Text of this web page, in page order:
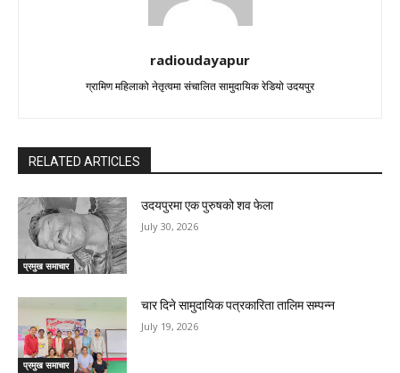
radioudayapur
ग्रामिण महिलाको नेतृत्वमा संचालित सामुदायिक रेडियो उदयपुर
RELATED ARTICLES
प्रमुख समाचार
उदयपुरमा एक पुरुषको शव फेला
July 30, 2026
प्रमुख समाचार
चार दिने सामुदायिक पत्रकारिता तालिम सम्पन्न
July 19, 2026